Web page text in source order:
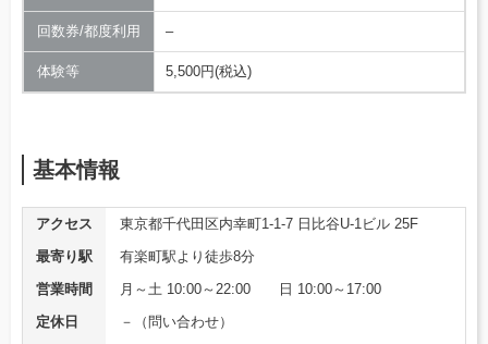
回数券/都度利用 –
体験等 5,500円(税込)
基本情報
アクセス
東京都千代田区内幸町1-1-7 日比谷U-1ビル 25F
最寄り駅
有楽町駅より徒歩8分
営業時間
月～土 10:00～22:00 日 10:00～17:00
定休日
－（問い合わせ）